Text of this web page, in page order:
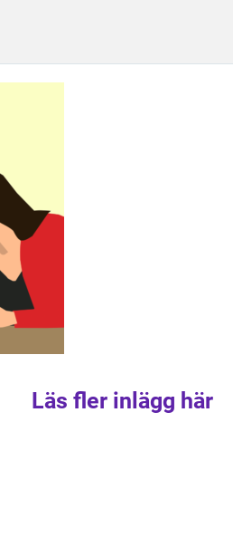
Läs fler inlägg här